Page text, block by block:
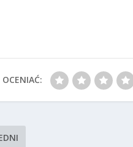
OCENIAĆ: